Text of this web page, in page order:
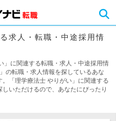
求人・転職・中途採用情
」に関連する転職・求人・中途採用情
の転職・求人情報を探しているあな
「理学療法士 やりがい」に関連する
いただけるので、あなたにぴったり